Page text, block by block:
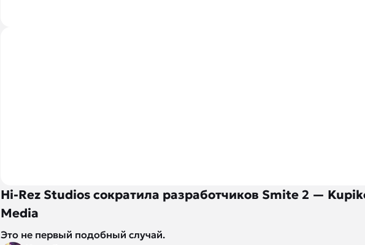
Hi-Rez Studios сократила разработчиков Smite 2 —
Media
Это не первый подобный случай.